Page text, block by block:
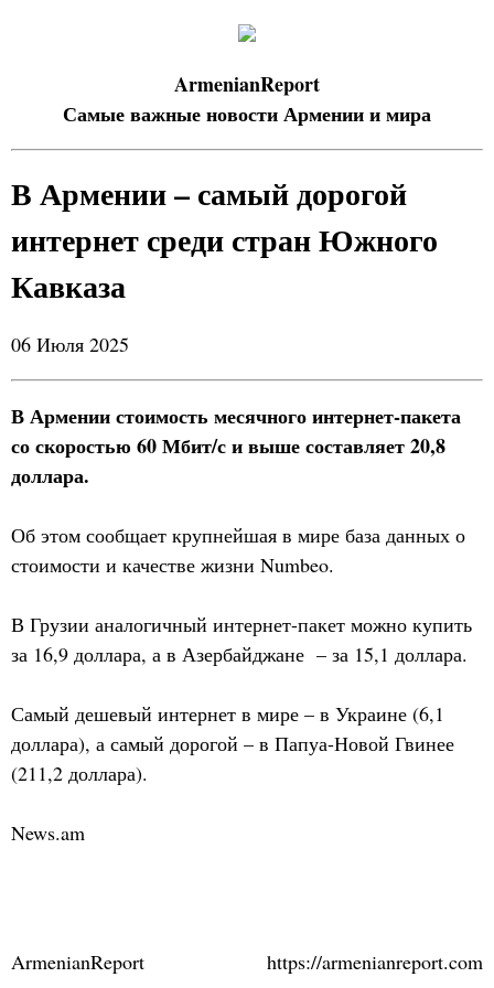
ArmenianReport
Самые важные новости Армении и мира
В Армении – самый дорогой
интернет среди стран Южного
Кавказа
06 Июля 2025
В Армении стоимость месячного интернет-пакета
со скоростью 60 Мбит/с и выше составляет 20,8
доллара.
Об этом сообщает крупнейшая в мире база данных о
стоимости и качестве жизни Numbeo.
В Грузии аналогичный интернет-пакет можно купить
за 16,9 доллара, а в Азербайджане – за 15,1 доллара.
Самый дешевый интернет в мире – в Украине (6,1
доллара), а самый дорогой – в Папуа-Новой Гвинее
(211,2 доллара).
News.am
ArmenianReport https://armenianreport.com